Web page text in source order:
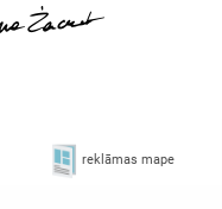
reklāmas mape